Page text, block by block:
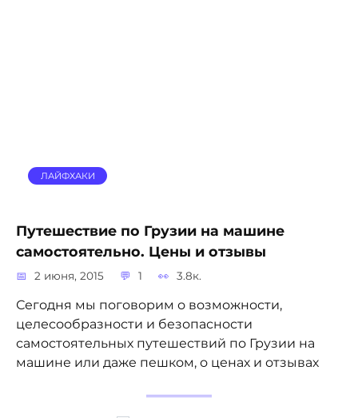
ЛАЙФХАКИ
Путешествие по Грузии на машине
самостоятельно. Цены и отзывы
2 июня, 2015 1 3.8к.
Сегодня мы поговорим о возможности,
целесообразности и безопасности
самостоятельных путешествий по Грузии на
машине или даже пешком, о ценах и отзывах